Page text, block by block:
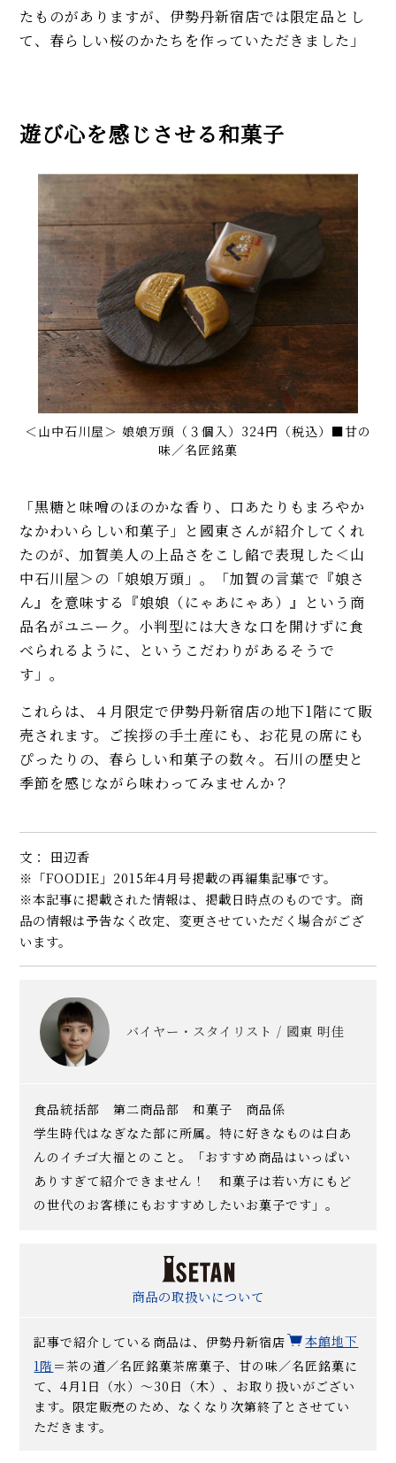
たものがありますが、伊勢丹新宿店では限定品とし
て、春らしい桜のかたちを作っていただきました」
遊び心を感じさせる和菓子
＜山中石川屋＞ 娘娘万頭（３個入）324円（税込）■甘の
味／名匠銘菓
「黒糖と味噌のほのかな香り、口あたりもまろやか
なかわいらしい和菓子」と國東さんが紹介してくれ
たのが、加賀美人の上品さをこし餡で表現した＜山
中石川屋＞の「娘娘万頭」。「加賀の言葉で『娘さ
ん』を意味する『娘娘（にゃあにゃあ）』という商
品名がユニーク。小判型には大きな口を開けずに食
べられるように、というこだわりがあるそうで
す」。
これらは、４月限定で伊勢丹新宿店の地下1階にて販
売されます。ご挨拶の手土産にも、お花見の席にも
ぴったりの、春らしい和菓子の数々。石川の歴史と
季節を感じながら味わってみませんか？
文： 田辺香
※「FOODIE」2015年4月号掲載の再編集記事です。
※本記事に掲載された情報は、掲載日時点のものです。商
品の情報は予告なく改定、変更させていただく場合がござ
います。
バイヤー・スタイリスト / 國東 明佳
食品統括部 第二商品部 和菓子 商品係
学生時代はなぎなた部に所属。特に好きなものは白あ
んのイチゴ大福とのこと。「おすすめ商品はいっぱい
ありすぎて紹介できません！ 和菓子は若い方にもど
の世代のお客様にもおすすめしたいお菓子です」。
商品の取扱いについて
記事で紹介している商品は、伊勢丹新宿店
本館地下
1階 ＝茶の道／名匠銘菓茶席菓子、甘の味／名匠銘菓に
て、4月1日（水）〜30日（木）、お取り扱いがござい
ます。限定販売のため、なくなり次第終了とさせてい
ただきます。